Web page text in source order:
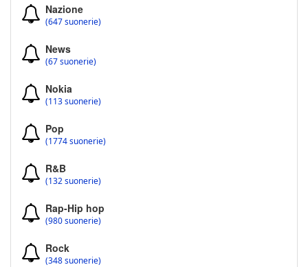
Nazione
(647 suonerie)
News
(67 suonerie)
Nokia
(113 suonerie)
Pop
(1774 suonerie)
R&B
(132 suonerie)
Rap-Hip hop
(980 suonerie)
Rock
(348 suonerie)